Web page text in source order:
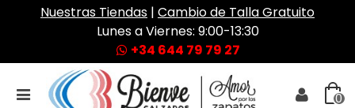
Nuestras Tiendas | Cambio de Talla Gratuito
Lunes a Viernes: 9:00-13:30
+34 644 79 79 27
0